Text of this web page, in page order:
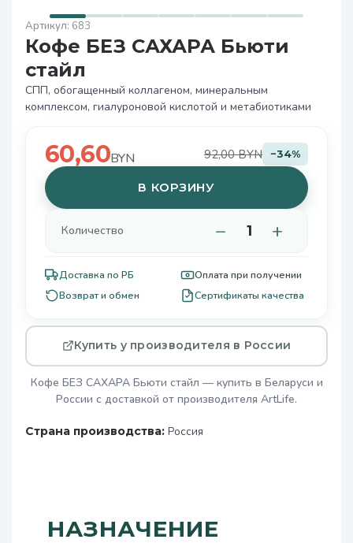
Кофе БЕЗ САХАРА Бьюти
стайл
СПП, обогащенный коллагеном, минеральным
комплексом, гиалуроновой кислотой и метабиотиками
683
Страна производства: Россия
60,60BYN 92,00 BYN −34%
В КОРЗИНУ
Количество − +
Доставка по РБ
Оплата при получении
Возврат и обмен
Сертификаты качества
Купить у производителя в России
Кофе БЕЗ САХАРА Бьюти стайл — купить в Беларуси и
России с доставкой от производителя ArtLife.
НАЗНАЧЕНИЕ